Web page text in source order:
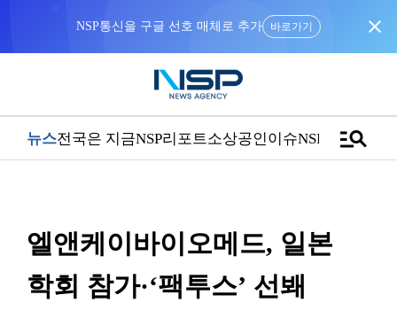
NSP통신을 구글 선호 매체로 추가 바로가기 close
뉴스전국은 지금NSP리포트소상공인이슈NSPTVmanage_search
엘앤케이바이오메드, 일본
학회 참가·‘팩투스’ 선봬